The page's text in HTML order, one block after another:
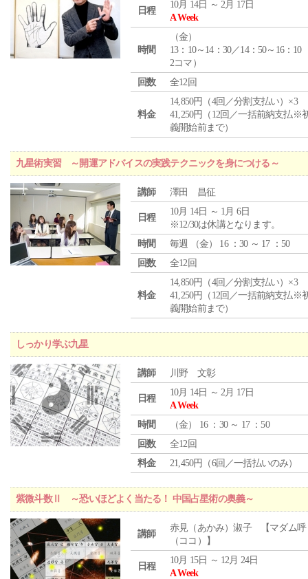
日程
10月 14日 ～ 2月 17日
A Week
時間
（金）
13：10～14：30／14：50～16：10
2コマ）
回数
全12回
料金
14,850円（4回／分割支払い）×3
41,250円（12回／一括前納支払※
義開始前まで）
九星術実習 ～開運アドバイスの実践テクニックを身につける～
講師 澤田 昌征
日程
10月 14日 ～ 1月 6日
※12/30は休講となります。
時間
毎週 （金） 16 ：30 ～ 17 ：50
回数
全12回
料金
14,850円（4回／分割支払い）×3
41,250円（12回／一括前納支払※
義開始前まで）
しっかり学ぶ九星
講師 川野 文彰
日程
10月 14日 ～ 2月 17日
A Week
時間
（金） 16 ：30 ～ 17 ：50
回数
全12回
料金
21,450円（6回／一括払いのみ）
紫微斗数Ⅱ ～恐いほどよく当たる！ 中国占星術の奥義～
講師
赤見（あかみ）淑子 【マダム呼
（ココ）】
日程
10月 15日 ～ 12月 24日
A Week